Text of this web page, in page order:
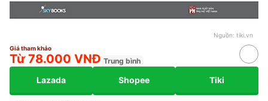
Nguồn: tiki.vn
Giá tham khảo
Từ 78.000 VNĐ Trung bình
Lazada Shopee Tiki